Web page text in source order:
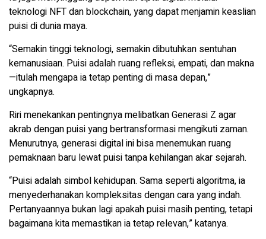
teknologi NFT dan blockchain, yang dapat menjamin keaslian
puisi di dunia maya.
“Semakin tinggi teknologi, semakin dibutuhkan sentuhan
kemanusiaan. Puisi adalah ruang refleksi, empati, dan makna
—itulah mengapa ia tetap penting di masa depan,”
ungkapnya.
Riri menekankan pentingnya melibatkan Generasi Z agar
akrab dengan puisi yang bertransformasi mengikuti zaman.
Menurutnya, generasi digital ini bisa menemukan ruang
pemaknaan baru lewat puisi tanpa kehilangan akar sejarah.
“Puisi adalah simbol kehidupan. Sama seperti algoritma, ia
menyederhanakan kompleksitas dengan cara yang indah.
Pertanyaannya bukan lagi apakah puisi masih penting, tetapi
bagaimana kita memastikan ia tetap relevan,” katanya.